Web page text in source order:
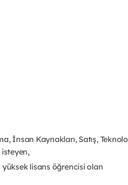
İnsan Kaynakları, Satış,
yüksek lisans öğrencisi olan